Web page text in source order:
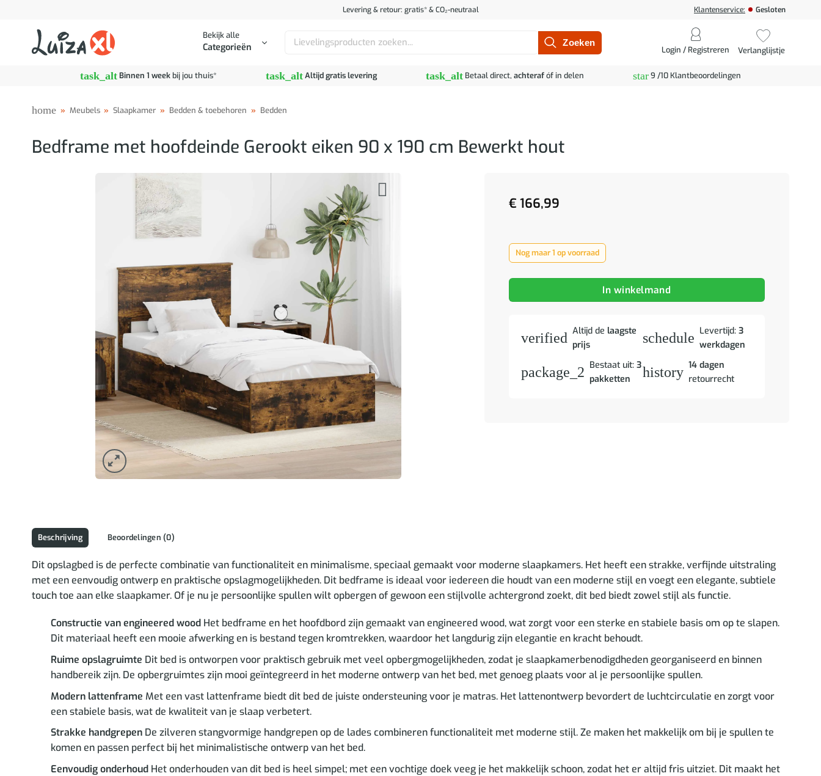
Levering & retour: gratis* & CO₂-neutraal Klantenservice: Gesloten
Bekijk alle
Categorieën
Zoeken
Login / Registreren Verlanglijstje
task_altBinnen 1 weekbij jou thuis* task_altAltijd gratis levering task_alt Betaal direct, achterafóf in delen star9 /10 Klantbeoordelingen
home » Meubels » Slaapkamer » Bedden & toebehoren » Bedden
Bedframe met hoofdeinde Gerookt eiken 90 x 190 cm Bewerkt hout
€ 166,99
Nog maar 1 op voorraad
In winkelmand
verified Altijd de laagste
prijs
schedule Levertijd:3
werkdagen
package_2 Bestaat uit: 3
pakketten
history 14 dagen
retourrecht
Beschrijving Beoordelingen (0)
Dit opslagbed is de perfecte combinatie van functionaliteit en minimalisme, speciaal gemaakt voor moderne slaapkamers. Het heeft een strakke, verfijnde uitstraling
met een eenvoudig ontwerp en praktische opslagmogelijkheden. Dit bedframe is ideaal voor iedereen die houdt van een moderne stijl en voegt een elegante, subtiele
touch toe aan elke slaapkamer. Of je nu je persoonlijke spullen wilt opbergen of gewoon een stijlvolle achtergrond zoekt, dit bed biedt zowel stijl als functie.
Constructie van engineered woodHet bedframe en het hoofdbord zijn gemaakt van engineered wood, wat zorgt voor een sterke en stabiele basis om op te slapen.
Dit materiaal heeft een mooie afwerking en is bestand tegen kromtrekken, waardoor het langdurig zijn elegantie en kracht behoudt.
Ruime opslagruimte Dit bed is ontworpen voor praktisch gebruik met veel opbergmogelijkheden, zodat je slaapkamerbenodigdheden georganiseerd en binnen
handbereik zijn. De opbergruimtes zijn mooi geïntegreerd in het moderne ontwerp van het bed, met genoeg plaats voor al je persoonlijke spullen.
Modern lattenframe Met een vast lattenframe biedt dit bed de juiste ondersteuning voor je matras. Het lattenontwerp bevordert de luchtcirculatie en zorgt voor
een stabiele basis, wat de kwaliteit van je slaap verbetert.
Strakke handgrepenDe zilveren stangvormige handgrepen op de lades combineren functionaliteit met moderne stijl. Ze maken het makkelijk om bij je spullen te
komen en passen perfect bij het minimalistische ontwerp van het bed.
Eenvoudig onderhoudHet onderhouden van dit bed is heel simpel; met een vochtige doek veeg je het makkelijk schoon, zodat het er altijd fris uitziet. Dit maakt het